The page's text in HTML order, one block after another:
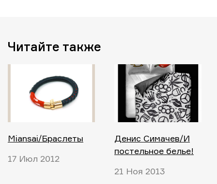
Читайте также
Miansai/Браслеты
17 Июл 2012
Денис Симачев/И
постельное белье!
21 Ноя 2013